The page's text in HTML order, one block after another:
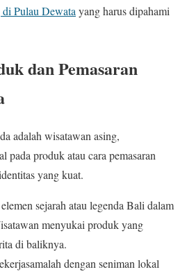
Pulau Dewata yang harus dipahami
dan Pemasaran
adalah wisatawan asing,
pada produk atau cara pemasaran
yang kuat.
sejarah atau legenda Bali dalam
menyukai produk yang
di baliknya.
dengan seniman lokal